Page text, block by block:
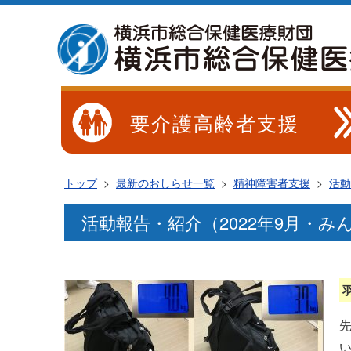
要介護高齢者支援
トップ> 最新のおしらせ一覧 > 精神障害者支援 > 活
活動報告・紹介（2022年9月・み